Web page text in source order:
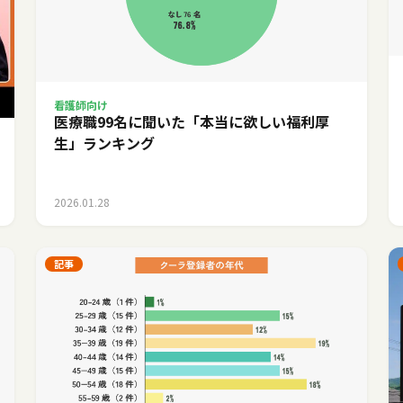
看護師向け
医療職99名に聞いた「本当に欲しい福利厚
生」ランキング
2026.01.28
記事